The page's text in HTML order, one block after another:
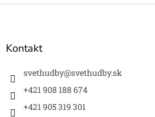
Z
Kontakt
svethudby@svethudby.sk
+421 908 188 674
+421 905 319 301